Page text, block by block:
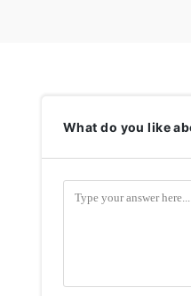
What do you like